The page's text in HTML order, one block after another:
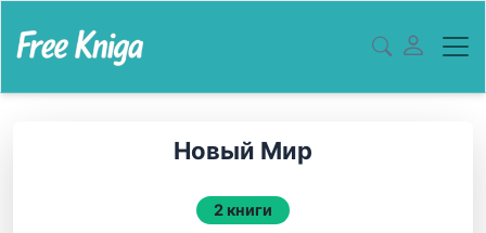
Новый Мир
2 книги